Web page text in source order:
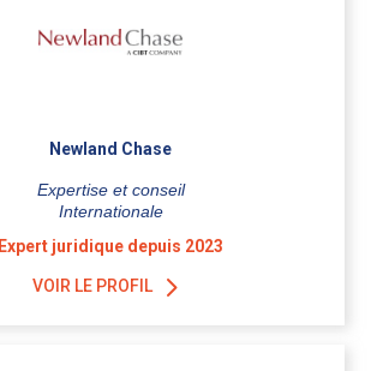
Newland Chase
Expertise et conseil
Internationale
Expert juridique depuis 2023
VOIR LE PROFIL